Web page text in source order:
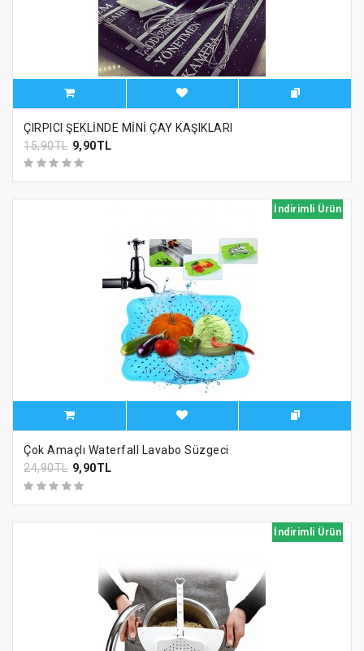
ÇIRPICI ŞEKLİNDE MİNİ ÇAY KAŞIKLARI
15,90TL 9,90TL
İndirimli Ürün
Çok Amaçlı Waterfall Lavabo Süzgeci
24,90TL 9,90TL
İndirimli Ürün